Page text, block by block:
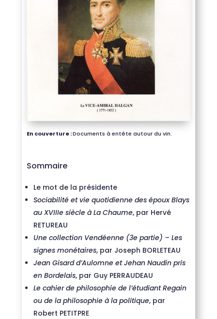
En couverture :Documents à entête autour du vin.
Sommaire
Le mot de la présidente
Sociabilité et vie quotidienne des époux Blays
au XVIIIe siècle à La Chaume, par Hervé
RETUREAU
Une collection Vendéenne (3e partie) – Les
signes monétaires, par Joseph BORLETEAU
Jean Gisard d’Aulomne et Jehan Naudin pris
en Bordelais, par Guy PERRAUDEAU
Le cahier de philosophie de l’étudiant Regain
ou de la philosophie à la politique, par
Robert PETITPRE